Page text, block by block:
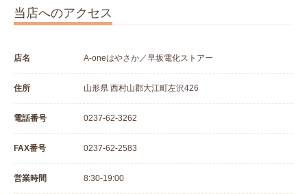
当店へのアクセス
店名 A-oneはやさか／早坂電化ストアー
住所 山形県 西村山郡大江町左沢426
電話番号 0237-62-3262
FAX番号 0237-62-2583
営業時間 8:30-19:00